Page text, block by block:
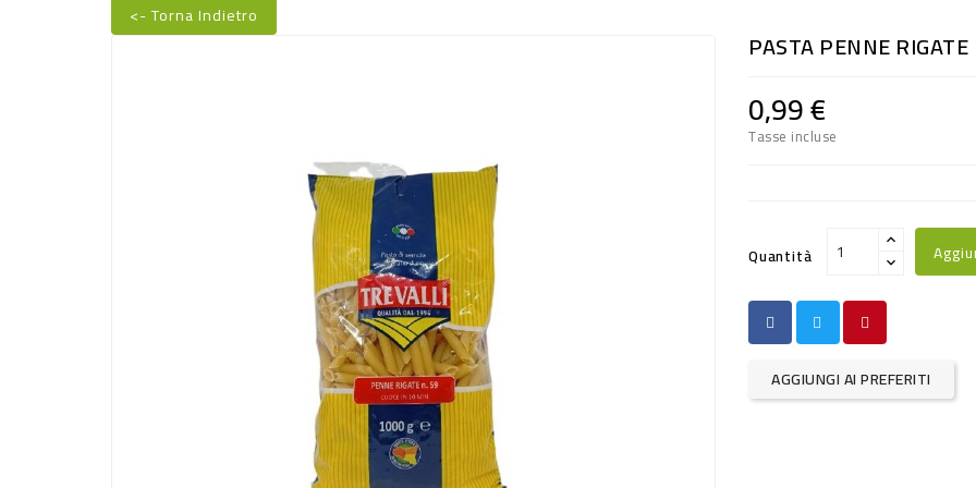
<- Torna Indietro
PASTA PENNE
0,99 €
Tasse incluse
Quantità
AGGIUNGI AI PREFERITI